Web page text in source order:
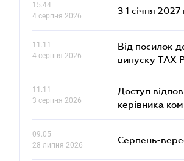
15.44
4 серпня 2026
З 1 січня
11.11
4 серпня 2026
Від посилок
випуску TAX
11.11
3 серпня 2026
Доступ
керівника
09.05
28 липня 2026
Серпень-